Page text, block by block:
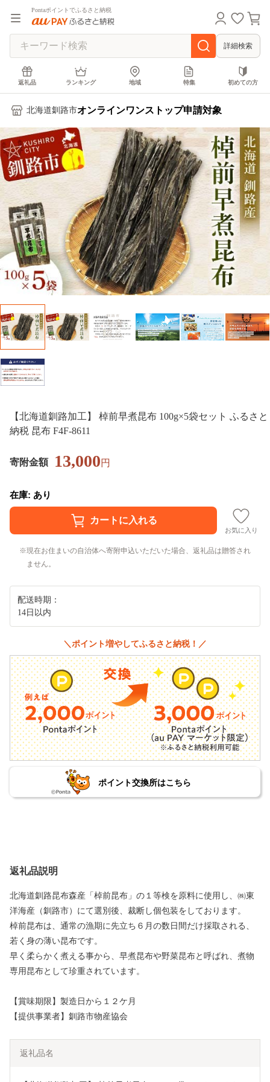
Pontaポイントでふるさと納税
詳細検索
返礼品 ランキング 地域 特集 初めての方
北海道釧路市オンラインワンストップ申請対象
【北海道釧路加工】 棹前早煮昆布 100g×5袋セット ふるさと
納税 昆布 F4F-8611
寄附金額 13,000円
在庫: あり
お気に入り
現在お住まいの自治体へ寄附申込いただいた場合、返礼品は贈答され
ません。
配送時期：
14日以内
＼ポイント増やしてふるさと納税！／
ポイント交換所はこちら
返礼品説明
北海道釧路昆布森産「棹前昆布」の１等検を原料に使用し、㈱東
洋海産（釧路市）にて選別後、裁断し個包装をしております。
棹前昆布は、通常の漁期に先立ち６月の数日間だけ採取される、
若く身の薄い昆布です。
早く柔らかく煮える事から、早煮昆布や野菜昆布と呼ばれ、煮物
専用昆布として珍重されています。
【賞味期限】製造日から１２ケ月
【提供事業者】釧路市物産協会
返礼品名